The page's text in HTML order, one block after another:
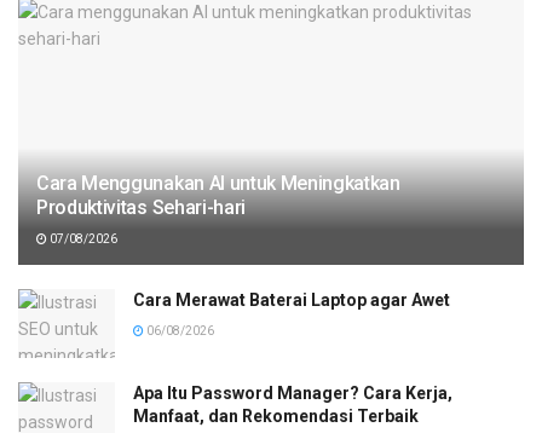
Cara Menggunakan AI untuk Meningkatkan
Produktivitas Sehari-hari
07/08/2026
Cara Merawat Baterai Laptop agar Awet
06/08/2026
Apa Itu Password Manager? Cara Kerja,
Manfaat, dan Rekomendasi Terbaik